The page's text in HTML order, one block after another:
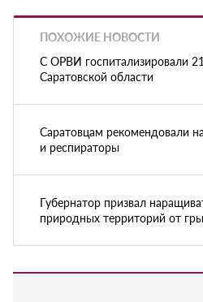
ПОХОЖИЕ НОВОСТИ
С ОРВИ госпитализировали
Саратовской области
Саратовцам рекомендовали
и респираторы
Губернатор призвал
природных территорий от